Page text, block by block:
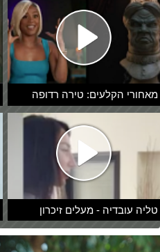
מאחורי הקלעים: טירה רדופה
טליה עובדיה - מעלים זיכרון